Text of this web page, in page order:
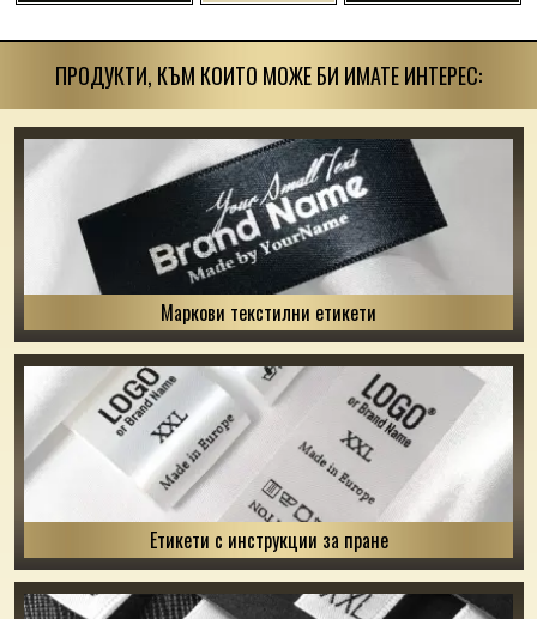
ПРОДУКТИ, КЪМ КОИТО МОЖЕ БИ ИМАТЕ ИНТЕРЕС:
Маркови текстилни етикети
Етикети с инструкции за пране